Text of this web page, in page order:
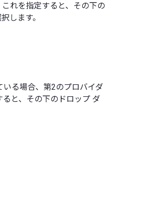
れを指定すると、その下の
します。
る場合、第2のプロバイダ
と、その下のドロップ ダ